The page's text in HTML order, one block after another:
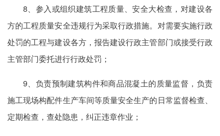
8、参入或组织建筑工程质量、安全大检查，对建设各
方的工程质量安全违规行为采取行政措施。对需要实施行政
处罚的工程与建设各方，报告建设行政主管部门或接受行政
主管部门委托进行行政处罚；
9、负责预制建筑构件和商品混凝土的质量监督，负责
施工现场构配件生产车间等质量安全生产的日常监督检查、
定期检查，查处隐患，纠正违章作业；